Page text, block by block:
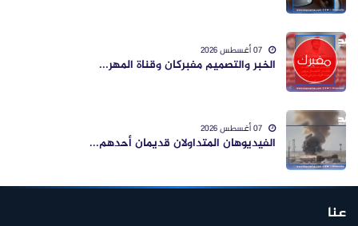
الخبر والتصميم مفبركان وقناة المهر...
الفيديوهان المتداولان قديمان أحدهم...
عنا